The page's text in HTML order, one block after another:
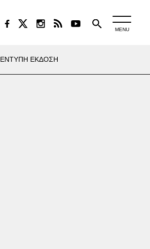
MENU
ΕΝΤΥΠΗ ΕΚΔΟΣΗ